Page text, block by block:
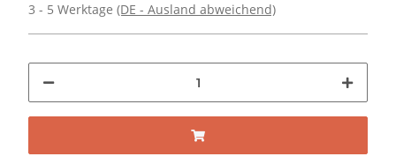
3 - 5 Werktage (DE - Ausland abweichend)